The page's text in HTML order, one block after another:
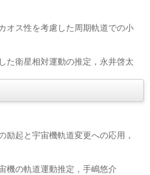
オス性を考慮した周期軌道での小
た衛星相対運動の推定，永井啓太
励起と宇宙機軌道変更への応用，
機の軌道運動推定，手嶋悠介